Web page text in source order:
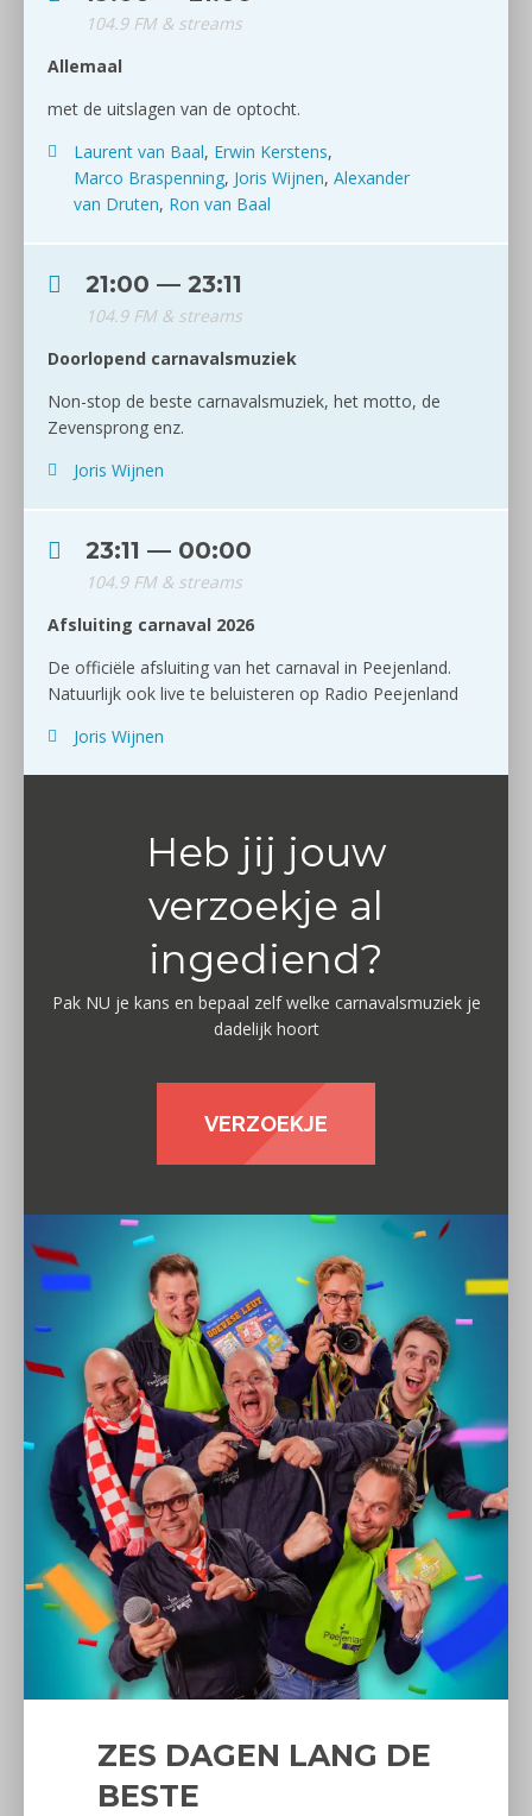
104.9 FM & streams
Allemaal
met de uitslagen van de optocht.
Laurent van Baal, Erwin Kerstens,
Marco Braspenning, Joris Wijnen, Alexander
van Druten, Ron van Baal
21:00 — 23:11
104.9 FM & streams
Doorlopend carnavalsmuziek
Non-stop de beste carnavalsmuziek, het motto, de
Zevensprong enz.
Joris Wijnen
23:11 — 00:00
104.9 FM & streams
Afsluiting carnaval 2026
De officiële afsluiting van het carnaval in Peejenland.
Natuurlijk ook live te beluisteren op Radio Peejenland
Joris Wijnen
Heb jij jouw
verzoekje al
ingediend?
Pak NU je kans en bepaal zelf welke carnavalsmuziek je
dadelijk hoort
VERZOEKJE
ZES DAGEN LANG DE
BESTE